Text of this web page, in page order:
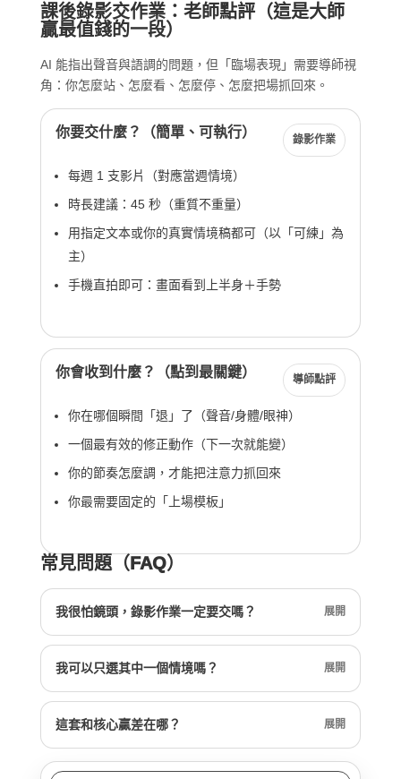
課後錄影交作業：老師點評（這是大師
贏最值錢的一段）
AI 能指出聲音與語調的問題，但「臨場表現」需要導師視
角：你怎麼站、怎麼看、怎麼停、怎麼把場抓回來。
你要交什麼？（簡單、可執行） 錄影作業
每週 1 支影片（對應當週情境）
時長建議：45 秒（重質不重量）
用指定文本或你的真實情境稿都可（以「可練」為
主）
手機直拍即可：畫面看到上半身＋手勢
你會收到什麼？（點到最關鍵） 導師點評
你在哪個瞬間「退」了（聲音/身體/眼神）
一個最有效的修正動作（下一次就能變）
你的節奏怎麼調，才能把注意力抓回來
你最需要固定的「上場模板」
常見問題（FAQ）
我很怕鏡頭，錄影作業一定要交嗎？ 展開
我可以只選其中一個情境嗎？ 展開
這套和核心贏差在哪？ 展開